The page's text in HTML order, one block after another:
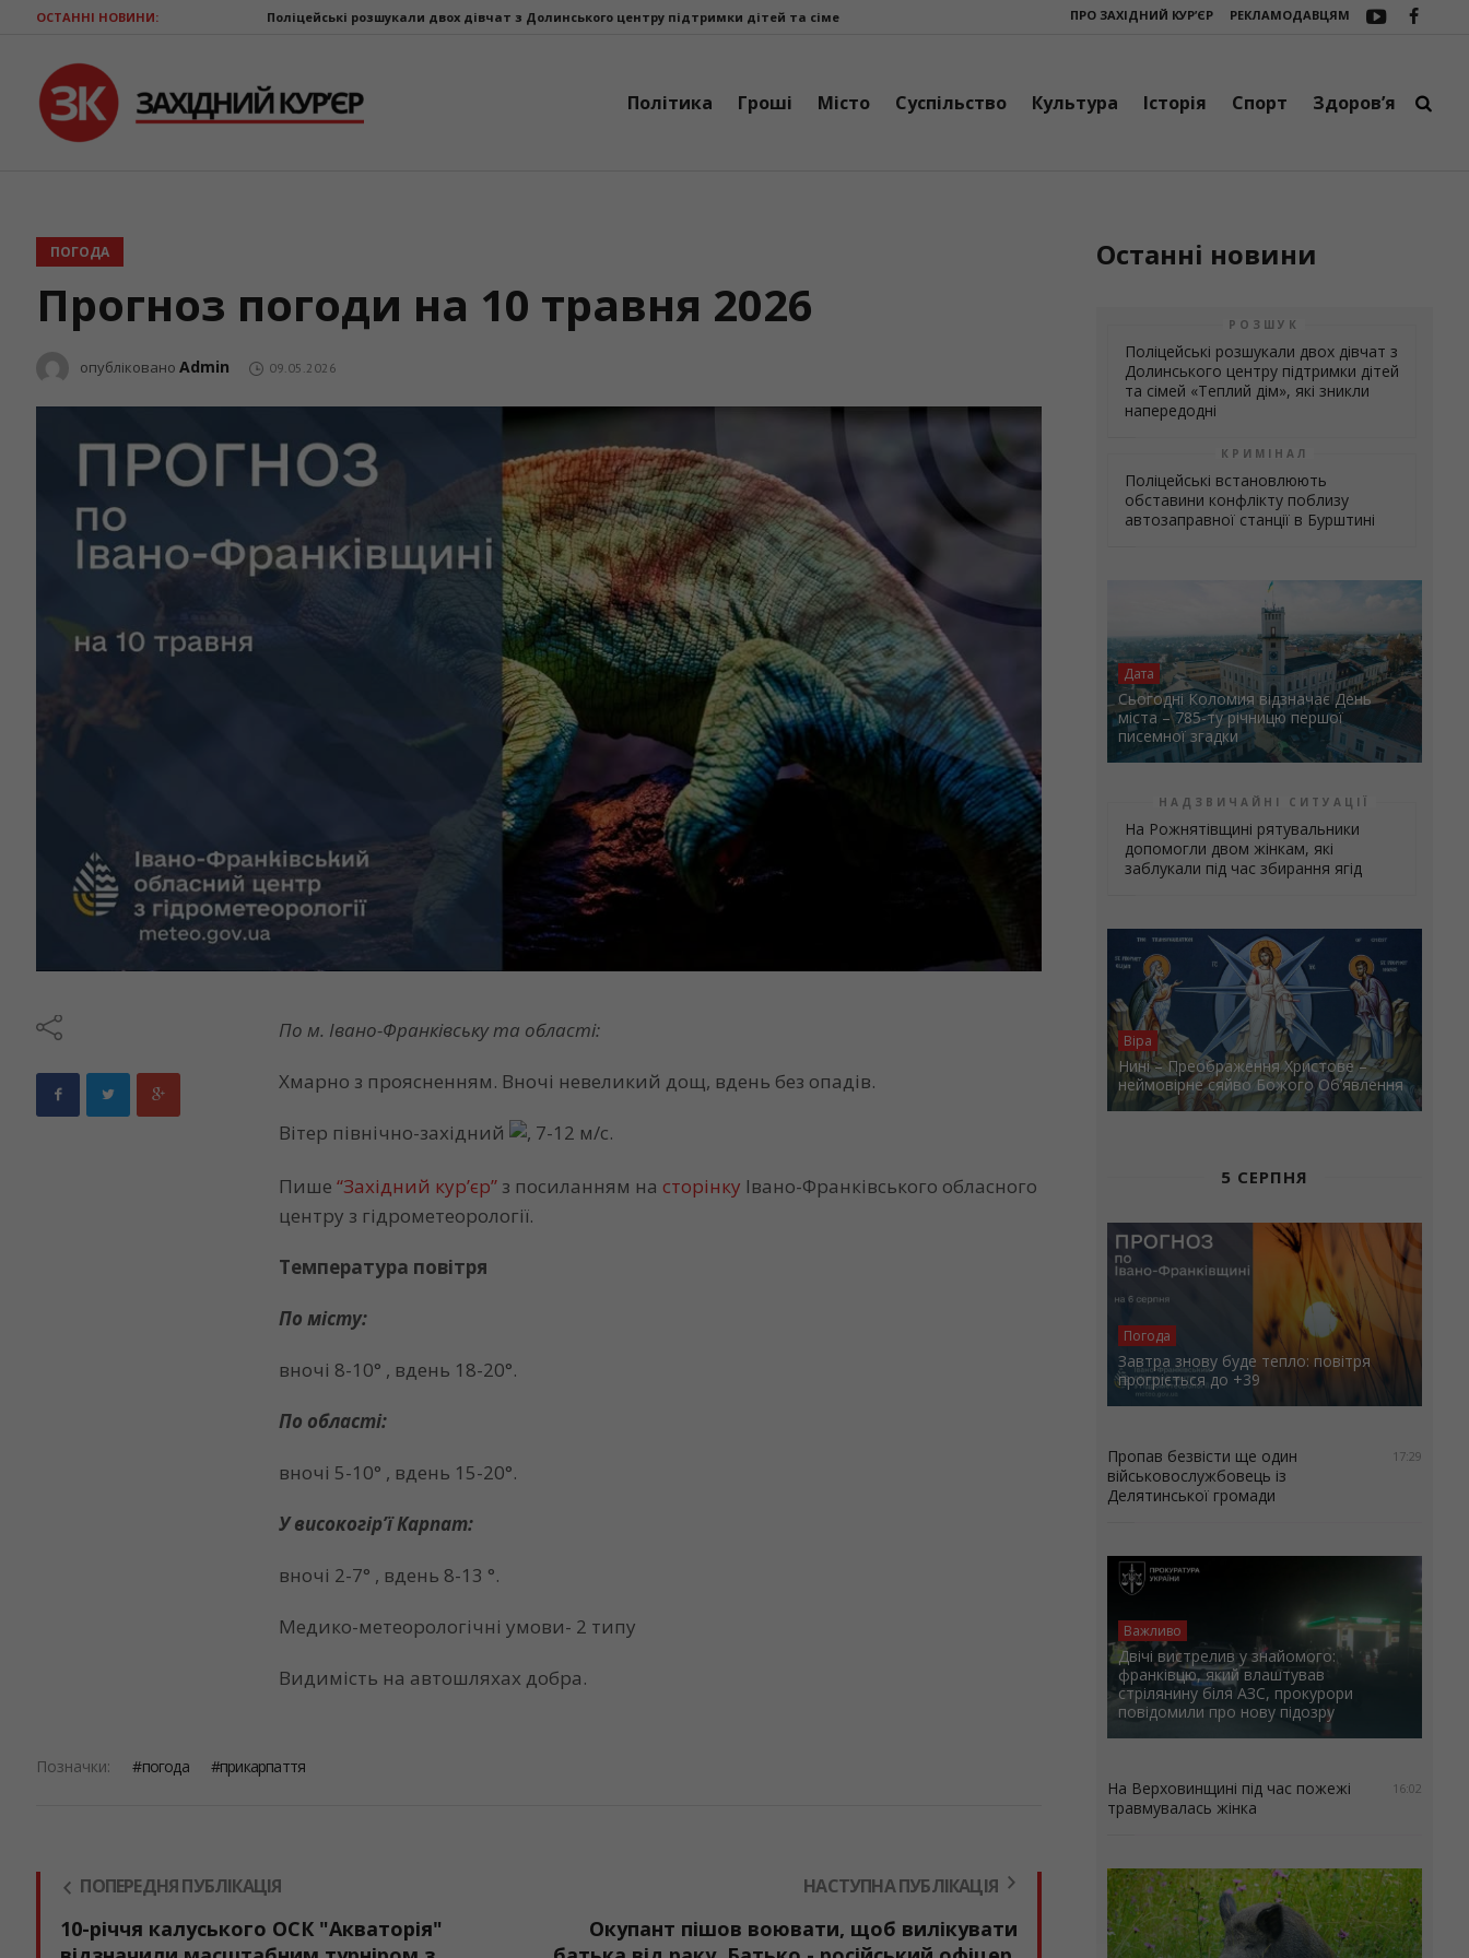
ПРО ЗАХІДНИЙ КУР’ЄР РЕКЛАМОДАВЦЯМ
ОСТАННІ НОВИНИ:Поліцейські розшукали двох дівчат з Долинського центру підтримки дітей та сімей «Теплий дім», які зникли напередодні Поліцейські встановлюють обставини конфлікту поблизу
Політика Гроші Місто Суспільство Культура Історія Спорт Здоров’я
ПОГОДА
Прогноз погоди на 10 травня 2026
опублікованоAdmin 09.05.2026
По м. Івано-Франківську та області:
Хмарно з проясненням. Вночі невеликий дощ, вдень без опадів.
Вітер північно-західний , 7-12 м/с.
Пише“Західний кур’єр” з посиланням насторінку Івано-Франківського обласного
центру з гідрометеорології.
Температура повітря
По місту:
вночі 8-10° , вдень 18-20°.
По області:
вночі 5-10° , вдень 15-20°.
У високогір’ї Карпат:
вночі 2-7° , вдень 8-13 °.
Медико-метеорологічні умови- 2 типу
Видимість на автошляхах добра.
Позначки: погода прикарпаття
ПОПЕРЕДНЯ ПУБЛІКАЦІЯ
10-річчя калуського ОСК "Акваторія"
НАСТУПНА ПУБЛІКАЦІЯ
Окупант пішов воювати, щоб вилікувати
Останні новини
РОЗШУК
Поліцейські розшукали двох дівчат з
Долинського центру підтримки дітей
та сімей «Теплий дім», які зникли
напередодні
КРИМІНАЛ
Поліцейські встановлюють
обставини конфлікту поблизу
автозаправної станції в Бурштині
Дата
Сьогодні Коломия відзначає День
міста – 785-ту річницю першої
писемної згадки
НАДЗВИЧАЙНІ СИТУАЦІЇ
На Рожнятівщині рятувальники
допомогли двом жінкам, які
заблукали під час збирання ягід
Віра
Нині – Преображення Христове –
неймовірне сяйво Божого Об’явлення
5 СЕРПНЯ
Погода
Завтра знову буде тепло: повітря
прогріється до +39
17:29
Пропав безвісти ще один
військовослужбовець із
Делятинської громади
Важливо
Двічі вистрелив у знайомого:
франківцю, який влаштував
стрілянину біля АЗС, прокурори
повідомили про нову підозру
16:02
На Верховинщині під час пожежі
травмувалась жінка